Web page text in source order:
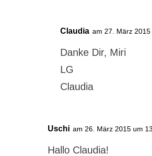
Claudia am 27. März
Danke Dir, Miri
LG
Claudia
Uschi am 26. März 2015 um
Hallo Claudia!